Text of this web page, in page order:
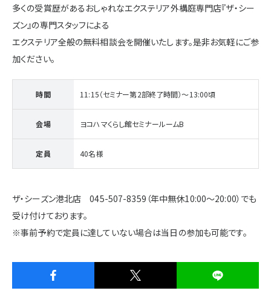
多くの受賞歴があるおしゃれなエクステリア外構庭専門店『ザ・シー
ズン』の専門スタッフによる
エクステリア全般の無料相談会を開催いたします。是非お気軽にご参
加ください。
時間 11:15（セミナー第2部終了時間）～13:00頃
会場 ヨコハマくらし館セミナールームB
定員 40名様
ザ・シーズン港北店 045-507-8359（年中無休10:00～20:00）でも
受け付けております。
※事前予約で定員に達していない場合は当日の参加も可能です。